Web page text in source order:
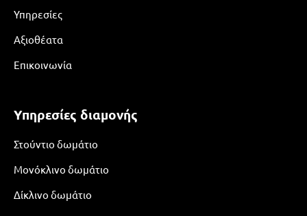
Υπηρεσίες
Αξιοθέατα
Επικοινωνία
Υπηρεσίες διαμονής
Στούντιο δωμάτιο
Μονόκλινο δωμάτιο
Δίκλινο δωμάτιο